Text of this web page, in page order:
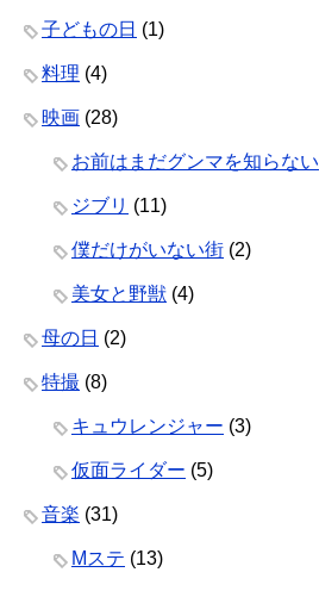
子どもの日 (1)
料理 (4)
映画 (28)
お前はまだグンマを知らない
ジブリ (11)
僕だけがいない街 (2)
美女と野獣 (4)
母の日 (2)
特撮 (8)
キュウレンジャー (3)
仮面ライダー (5)
音楽 (31)
Mステ (13)